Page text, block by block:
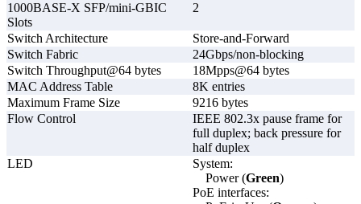
Необходимость
ручной
перезагрузки
оборудования
потребоваться
автоматическому
восстановлению
работы
Рекомендуемое
Видеонаблюдение,
удалённые объекты,
беспроводные сети,
системы контроля
доступа
постоянно контролирует передачу
1000BASE-X SFP/mini-GBIC
Slots
2
Switch Architecture
Store-and-Forward
Switch Fabric
24Gbps/non-blocking
Switch Throughput@64 bytes
18Mpps@64 bytes
MAC Address Table
8K entries
Maximum Frame Size
9216 bytes
Flow Control
IEEE 802.3x pause frame for
full duplex; back pressure for
half duplex
LED
System:
Power (Green)
PoE interfaces: